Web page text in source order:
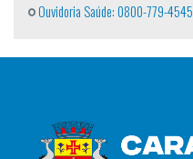
Ouvidoria Saúde: 0800-779-4545